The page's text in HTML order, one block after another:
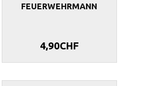
FEUERWEHRMANN
4,90CHF